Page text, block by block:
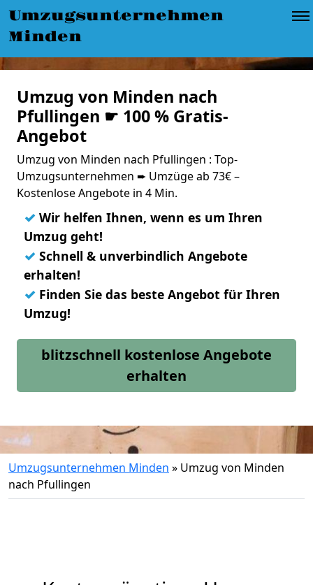
Umzugsunternehmen
Minden
Umzug von Minden nach
Pfullingen ☛ 100 % Gratis-
Angebot
Umzug von Minden nach Pfullingen : Top-
Umzugsunternehmen ➨ Umzüge ab 73€ –
Kostenlose Angebote in 4 Min.
✓ Wir helfen Ihnen, wenn es um Ihren
Umzug geht!
✓ Schnell & unverbindlich Angebote
erhalten!
✓ Finden Sie das beste Angebot für Ihren
Umzug!
blitzschnell kostenlose Angebote
erhalten
Umzugsunternehmen Minden » Umzug von Minden
nach Pfullingen